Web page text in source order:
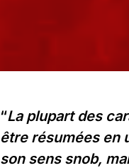
“La plupart des
être résumées en
son sens snob,